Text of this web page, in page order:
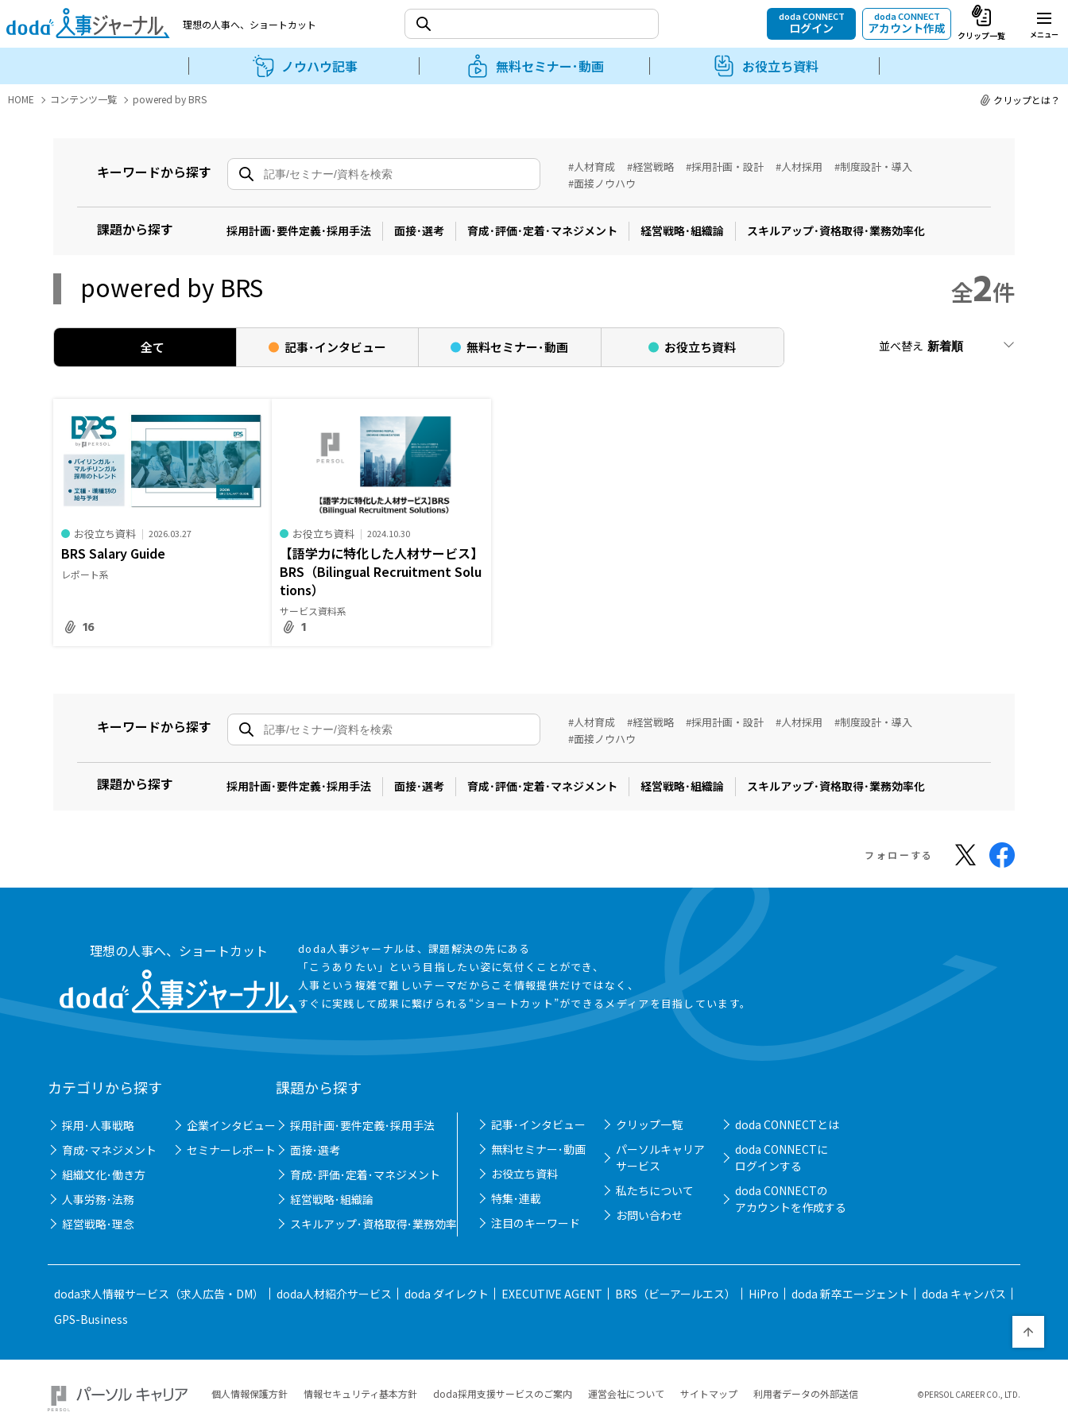
理想の人事へ、 ショートカット
doda CONNECT
ログイン
doda CONNECT
アカウント作成 クリップ一覧 メニュー
ノウハウ記事 無料セミナー･動画 お役立ち資料
クリップとは？
HOME コンテンツ一覧 powered by BRS
キーワードから探す #人材育成 #経営戦略 #採用計画・設計 #人材採用
#制度設計・導入
#面接ノウハウ
課題から探す 採用計画･要件定義･採用手法 面接･選考 育成･評価･定着･マネジメント 経営戦略･組織論 スキルアップ･資格取得･業務効率化
powered by BRS 全2件
全て 記事･インタビュー 無料セミナー･動画 お役立ち資料 並べ替え
お役立ち資料 2026.03.27
BRS Salary Guide
レポート系
16
お役立ち資料 2024.10.30
【語学力に特化した人材サービス】
BRS（Bilingual Recruitment Solu
tions）
サービス資料系
1
キーワードから探す #人材育成 #経営戦略 #採用計画・設計 #人材採用
#制度設計・導入
#面接ノウハウ
課題から探す 採用計画･要件定義･採用手法 面接･選考 育成･評価･定着･マネジメント 経営戦略･組織論 スキルアップ･資格取得･業務効率化
フォローする
理想の人事へ、ショートカット
doda人事ジャーナルは、課題解決の先にある
「こうありたい」という目指したい姿に気付くことができ、
人事という複雑で難しいテーマだからこそ情報提供だけではなく、
すぐに実践して成果に繋げられる“ショートカット”ができるメディアを目指しています。
カテゴリから探す
採用･人事戦略
育成･マネジメント
組織文化･働き方
人事労務･法務
経営戦略･理念
企業インタビュー
セミナーレポート
課題から探す
採用計画･要件定義･採用手法
面接･選考
育成･評価･定着･マネジメント
経営戦略･組織論
スキルアップ･資格取得･業務効率
記事･インタビュー
無料セミナー･動画
お役立ち資料
特集･連載
注目のキーワード
クリップ一覧
パーソルキャリア
サービス
私たちについて
お問い合わせ
doda CONNECTとは
doda CONNECTに
ログインする
doda CONNECTの
アカウントを作成する
doda求人情報サービス（求人広告・DM） doda人材紹介サービス doda ダイレクト EXECUTIVE AGENT BRS（ビーアールエス） HiPro doda 新卒エージェント
doda キャンパス
GPS-Business
個人情報保護方針 情報セキュリティ基本方針 doda採用支援サービスのご案内 運営会社について サイトマップ 利用者データの外部送信 ©PERSOL CAREER CO., LTD.